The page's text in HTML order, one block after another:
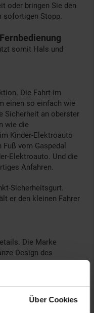
Über Cookies
oder bringen Sie den
sofortigen Stopp.
somit Hals und
Die Fahrt im
einen so einfach wie
Sicherheit an oberster
wie die
Kinder-Elektroauto
vom Gaspedal
Elektroauto. Und die
Anfahren.
Sicherheitsgurt.
er den kleinen Fahrer
Die Marke
Design des
Radkappen. Das
Die dynamische
Look des
Weiß,